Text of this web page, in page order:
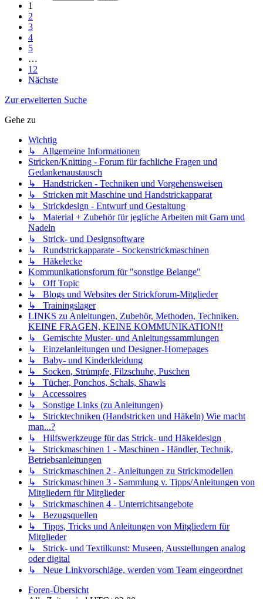
1
2
3
4
5
…
12
Nächste
Zur erweiterten Suche
Gehe zu
Wichtig
↳ Allgemeine Informationen
Stricken/Knitting - Forum für fachliche Fragen und
Gedankenaustausch
↳ Handstricken - Techniken und Vorgehensweisen
↳ Stricken mit Maschine und Handstrickapparat
↳ Strickdesign - Entwurf und Gestaltung
↳ Material + Zubehör für jegliche Arbeiten mit Garn und
Nadeln
↳ Strick- und Designsoftware
↳ Rundstrickapparate - Sockenstrickmaschinen
↳ Häkelecke
Kommunikationsforum für "sonstige Belange"
↳ Off Topic
↳ Blogs und Websites der Strickforum-Mitglieder
↳ Trainingslager
LINKS zu Anleitungen, Zubehör, Methoden, Techniken.
KEINE FRAGEN, KEINE KOMMUNIKATION!!
↳ Gemischte Muster- und Anleitungssammlungen
↳ Einzelanleitungen und Designer-Homepages
↳ Baby- und Kinderkleidung
↳ Socken, Strümpfe, Filzschuhe, Puschen
↳ Tücher, Ponchos, Schals, Shawls
↳ Accessoires
↳ Sonstige Links (zu Anleitungen)
↳ Stricktechniken (Handstricken und Häkeln) Wie macht
man...?
↳ Hilfswerkzeuge für das Strick- und Häkeldesign
↳ Strickmaschinen 1 - Maschinen - Händler, Technik,
Betriebsanleitungen
↳ Strickmaschinen 2 - Anleitungen zu Strickmodellen
↳ Strickmaschinen 3 - Sammlung v. Tipps/Anleitungen von
Mitgliedern für Mitglieder
↳ Strickmaschinen 4 - Unterrichtsangebote
↳ Bezugsquellen
↳ Tipps, Tricks und Anleitungen von Mitgliedern für
Mitglieder
↳ Strick- und Textilkunst: Museen, Ausstellungen analog
oder digital
↳ Neue Linkvorschläge, werden vom Team eingeordnet
Foren-Übersicht